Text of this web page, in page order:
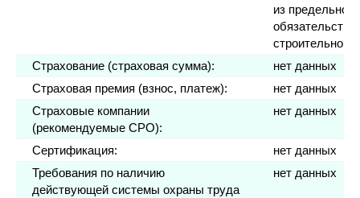
из
обязательств
строительного
Страхование (страховая сумма):
нет данных
Страховая премия (взнос, платеж):
нет данных
Страховые компании
(рекомендуемые СРО):
нет данных
Сертификация:
нет данных
Требования по наличию
действующей системы охраны труда
нет данных